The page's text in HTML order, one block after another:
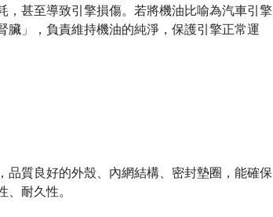
，甚至導致引擎損傷。若將機油比喻為汽車引擎
臟」，負責維持機油的純淨，保護引擎正常運
品質良好的外殼、內網結構、密封墊圈，能確保
耐久性。